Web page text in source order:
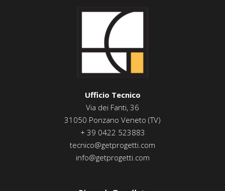
Ufficio Tecnico
Via dei Fanti, 36
31050 Ponzano Veneto (TV)
+ 39 0422 523883
tecnico@getprogetti.com
info@getprogetti.com